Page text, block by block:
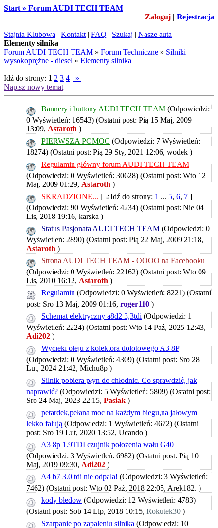
Start » Forum AUDI TECH TEAM
Zaloguj | Rejestracja
Stajnia Klubowa | Kontakt | FAQ | Szukaj | Nasze auta
Elementy silnika
Forum AUDI TECH TEAM » Forum Techniczne » Silniki
wysokoprężne - diesel » Elementy silnika
Idź do strony: 1 2 3 4
»
Napisz nowy temat
Bannery i buttony AUDI TECH TEAM (Odpowiedzi:
0 Wyświetleń: 16543) (Ostatni post: Pią 15 Maj, 2009
13:09, Astaroth )
PIERWSZA POMOC (Odpowiedzi: 7 Wyświetleń:
18274) (Ostatni post: Pią 29 Sty, 2021 12:06, wodek )
Regulamin główny forum AUDI TECH TEAM
(Odpowiedzi: 0 Wyświetleń: 30628) (Ostatni post: Wto 12
Maj, 2009 01:29, Astaroth )
SKRADZIONE... [ Idź do strony: 1 ... 5, 6, 7 ]
(Odpowiedzi: 90 Wyświetleń: 4234) (Ostatni post: Nie 04
Lis, 2018 19:16, karska )
Status Pasjonata AUDI TECH TEAM (Odpowiedzi: 0
Wyświetleń: 2890) (Ostatni post: Pią 22 Maj, 2009 21:18,
Astaroth )
Strona AUDI TECH TEAM - OOOO na Facebooku
(Odpowiedzi: 0 Wyświetleń: 22162) (Ostatni post: Wto 09
Lis, 2010 16:12, Astaroth )
Regulamin (Odpowiedzi: 0 Wyświetleń: 8221) (Ostatni
post: Sro 13 Maj, 2009 01:16, roger110 )
Schemat elektryczny a8d2 3,3tdi (Odpowiedzi: 1
Wyświetleń: 2224) (Ostatni post: Wto 14 Paź, 2025 12:43,
Adi202 )
Wycieki oleju z kolektora dolotowego A3 8P
(Odpowiedzi: 0 Wyświetleń: 4309) (Ostatni post: Sro 28
Lut, 2024 21:42, Michu8p )
Silnik pobiera płyn do chłodnic. Co sprawdzić, jak
naprawić? (Odpowiedzi: 5 Wyświetleń: 5809) (Ostatni post:
Sro 24 Maj, 2023 22:15, Pasiak )
petardek,pełana moc na każdym biegu,na jałowym
lekko falują (Odpowiedzi: 1 Wyświetleń: 4672) (Ostatni
post: Sro 19 Lut, 2020 13:52, Ucando )
A3 8p 1.9TDI czujnik położenia wału G40
(Odpowiedzi: 3 Wyświetleń: 6982) (Ostatni post: Pią 10
Maj, 2019 09:30, Adi202 )
A4 b7 3.0 tdi nie odpala! (Odpowiedzi: 3 Wyświetleń:
7462) (Ostatni post: Wto 02 Paź, 2018 22:05, Arek182. )
kody błedow (Odpowiedzi: 12 Wyświetleń: 4783)
(Ostatni post: Sob 14 Lip, 2018 10:15, Rokutek30 )
Szarpanie po zapaleniu silnika (Odpowiedzi: 10